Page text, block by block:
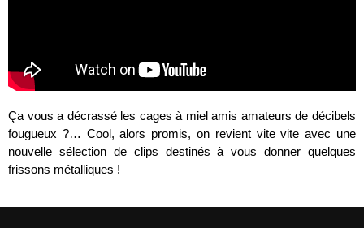
Ça vous a décrassé les cages à miel amis amateurs de décibels
fougueux ?… Cool, alors promis, on revient vite vite avec une
nouvelle sélection de clips destinés à vous donner quelques
frissons métalliques !